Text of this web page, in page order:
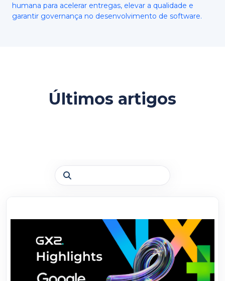
humana para acelerar entregas, elevar a qualidade e
garantir governança no desenvolvimento de software.
Últimos artigos
Barra de busca